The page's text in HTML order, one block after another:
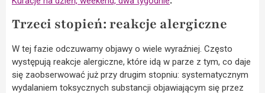
Trzeci stopień: reakcje alergiczne
W tej fazie odczuwamy objawy o wiele wyraźniej. Często
występują reakcje alergiczne, które idą w parze z tym, co daje
się zaobserwować już przy drugim stopniu: systematycznym
wydalaniem toksycznych substancji objawiającym się przez